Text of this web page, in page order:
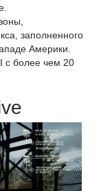
заполненного
Америки.
с более чем 20